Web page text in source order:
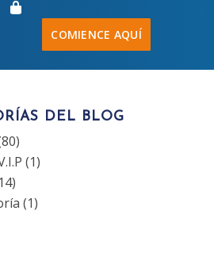
COMIENCE AQUÍ
DEL BLOG
(1)
(1)